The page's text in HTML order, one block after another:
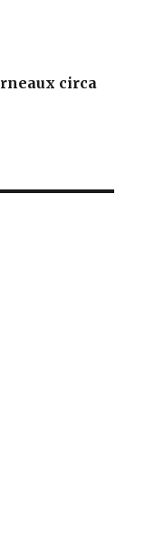
circa